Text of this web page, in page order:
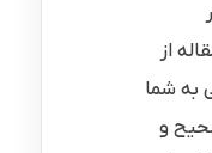
از
به شما
و